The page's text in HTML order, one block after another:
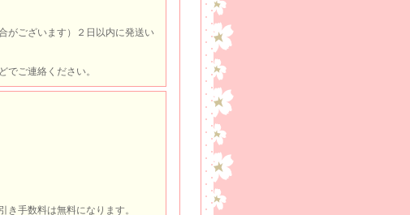
がございます）２日以内に発送い
でご連絡ください。
手数料は無料になります。